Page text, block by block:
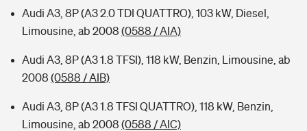
Audi A3, 8P (A3 2.0 TDI QUATTRO), 103 kW, Diesel,
Limousine, ab 2008 (0588 / AIA)
Audi A3, 8P (A3 1.8 TFSI), 118 kW, Benzin, Limousine, ab
2008 (0588 / AIB)
Audi A3, 8P (A3 1.8 TFSI QUATTRO), 118 kW, Benzin,
Limousine, ab 2008 (0588 / AIC)